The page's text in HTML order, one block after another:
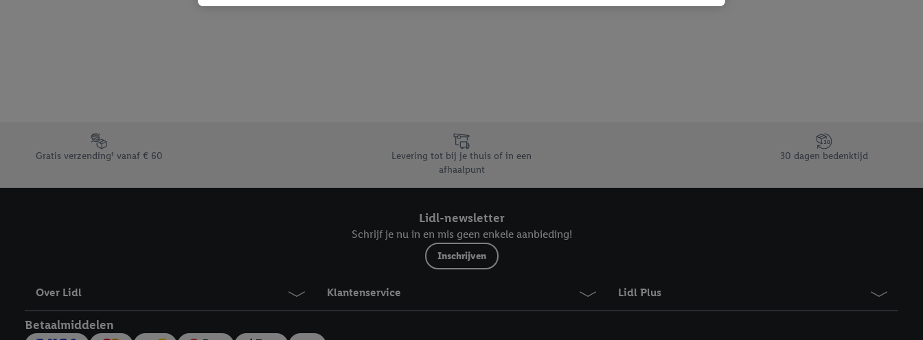
Footerelement met de verschillende USPs van Lidl.be
Gratis verzending¹ vanaf € 60
Levering tot bij je thuis of in een
afhaalpunt
30 dagen bedenktijd
Lidl-newsletter
Schrijf je nu in en mis geen enkele aanbieding!
Inschrijven
Over Lidl Klantenservice Lidl Plus
Betaalmiddelen
niet te kopen), ook op verschillende apparaten en verschillende Lidl-diensten worden weergegeven als er met behulp